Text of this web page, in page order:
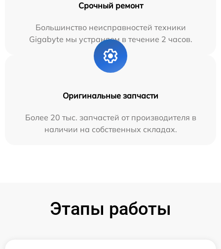
Срочный ремонт
Большинство неисправностей техники
Gigabyte мы устраняем в течение 2 часов.
Оригинальные запчасти
Более 20 тыс. запчастей от производителя в
наличии на собственных складах.
Этапы работы